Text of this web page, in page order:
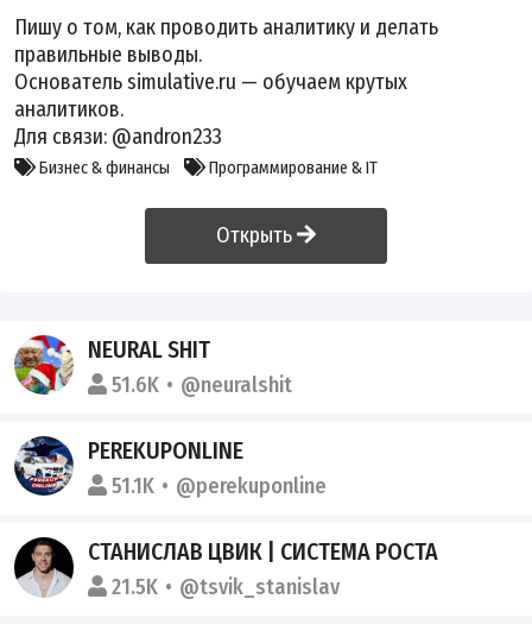
Пишу о том, как проводить аналитику и делать
правильные выводы.
Основатель simulative.ru — обучаем крутых
аналитиков.
Для связи: @andron233
Бизнес & финансы Программирование & IT
Открыть
NEURAL SHIT
51.6K @neuralshit
PEREKUPONLINE
51.1K @perekuponline
СТАНИСЛАВ ЦВИК | СИСТЕМА РОСТА
21.5K @tsvik_stanislav